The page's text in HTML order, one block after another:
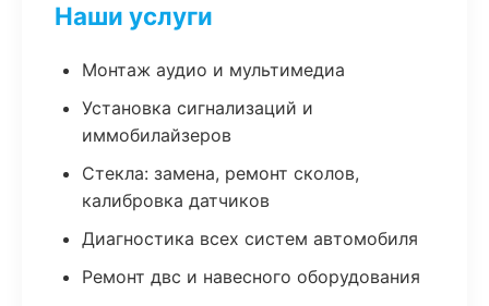
Наши услуги
Монтаж аудио и мультимедиа
Установка сигнализаций и
иммобилайзеров
Стекла: замена, ремонт сколов,
калибровка датчиков
Диагностика всех систем автомобиля
Ремонт двс и навесного оборудования